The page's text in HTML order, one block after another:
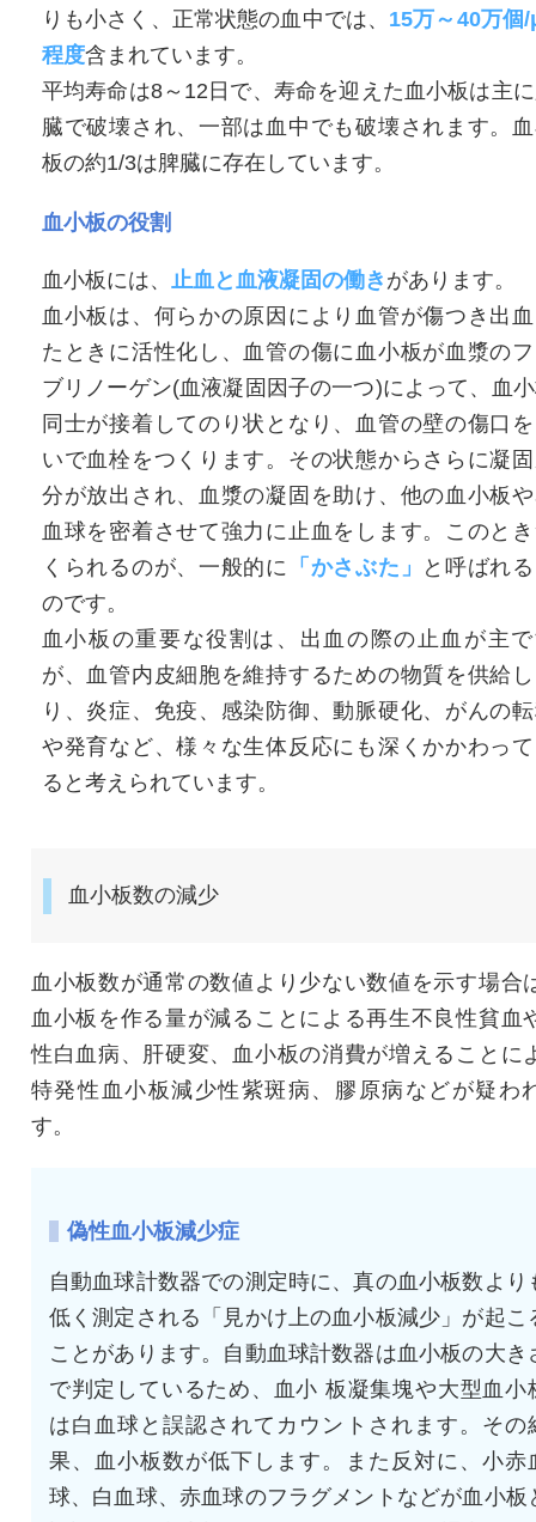
りも小さく、正常状態の血中では、 15万～40万個
程度含まれています。
平均寿命は8～12日で、寿命を迎えた血小板は主
臓で破壊され、一部は血中でも破壊されます。
板の約1/3は脾臓に存在しています。
血小板の役割
血小板には、 止血と血液凝固の働き があります。
血小板は、何らかの原因により血管が傷つき出
たときに活性化し、血管の傷に血小板が血漿の
ブリノーゲン(血液凝固因子の一つ)によって、血
同士が接着してのり状となり、血管の壁の傷口
いで血栓をつくります。その状態からさらに凝
分が放出され、血漿の凝固を助け、他の血小板
血球を密着させて強力に止血をします。このと
くられるのが、一般的に 「かさぶた」
と呼ばれ
のです。
血小板の重要な役割は、出血の際の止血が主
が、血管内皮細胞を維持するための物質を供給
り、炎症、免疫、感染防御、動脈硬化、がんの
や発育など、様々な生体反応にも深くかかわっ
ると考えられています。
血小板数の減少
血小板数が通常の数値より少ない数値を示す場合
血小板を作る量が減ることによる再生不良性貧血
性白血病、肝硬変、血小板の消費が増えることに
特発性血小板減少性紫斑病、膠原病などが疑わ
す。
偽性血小板減少症
自動血球計数器での測定時に、真の血小板数より
低く測定される「見かけ上の血小板減少」が起こ
ことがあります。自動血球計数器は血小板の大き
で判定しているため、血小 板凝集塊や大型血小
は白血球と誤認されてカウントされます。その
果、血小板数が低下します。また反対に、小赤
球、白血球、赤血球のフラグメントなどが血小板